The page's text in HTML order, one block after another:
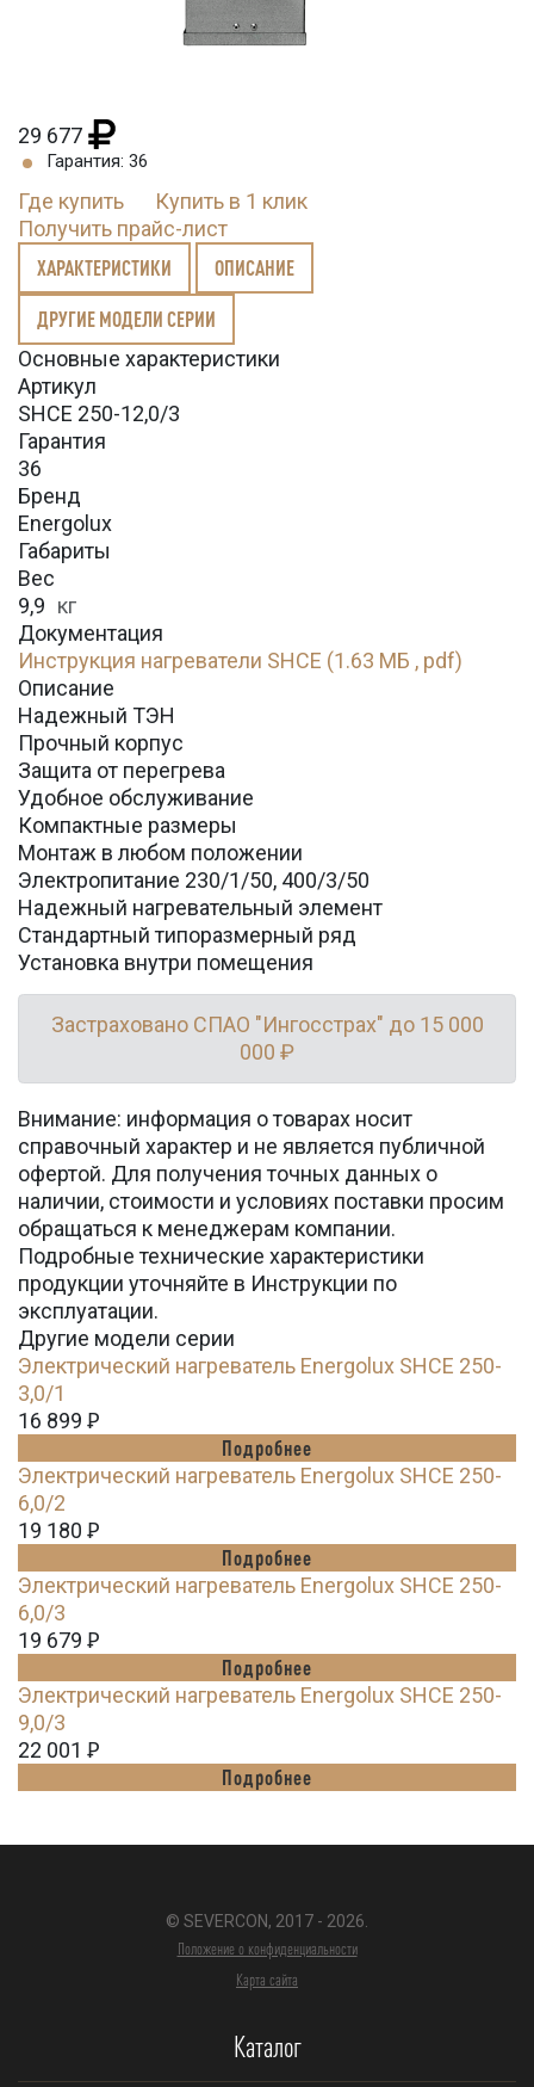
29 677
Гарантия: 36
Где купить
Купить в 1 клик
Получить прайс-лист
ХАРАКТЕРИСТИКИ ОПИСАНИЕ
ДРУГИЕ МОДЕЛИ СЕРИИ
Основные характеристики
Артикул
SHCE 250-12,0/3
Гарантия
36
Бренд
Energolux
Габариты
Вес
9,9 кг
Документация
Инструкция нагреватели SHCE (1.63 МБ , pdf)
Описание
Надежный ТЭН
Прочный корпус
Защита от перегрева
Удобное обслуживание
Компактные размеры
Монтаж в любом положении
Электропитание 230/1/50, 400/3/50
Надежный нагревательный элемент
Стандартный типоразмерный ряд
Установка внутри помещения
Застраховано СПАО "Ингосстрах" до 15 000
000 ₽
Внимание: информация о товарах носит
справочный характер и не является публичной
офертой. Для получения точных данных о
наличии, стоимости и условиях поставки просим
обращаться к менеджерам компании.
Подробные технические характеристики
продукции уточняйте в Инструкции по
эксплуатации.
Другие модели серии
Электрический нагреватель Energolux SHCE 250-
3,0/1
16 899 Ꝑ
Подробнее
Электрический нагреватель Energolux SHCE 250-
6,0/2
19 180 Ꝑ
Подробнее
Электрический нагреватель Energolux SHCE 250-
6,0/3
19 679 Ꝑ
Подробнее
Электрический нагреватель Energolux SHCE 250-
9,0/3
22 001 Ꝑ
Подробнее
© SEVERCON, 2017 - 2026.
Положение о конфиденциальности
Карта сайта
Каталог